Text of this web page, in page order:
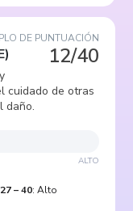
DE PUNTUACIÓN
12/40
)
cuidado de otras
daño.
ALTO
27–40: Alto